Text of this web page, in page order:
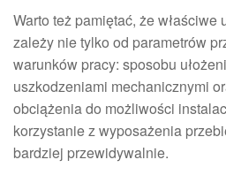
Warto też pamiętać, że właściwe
zależy nie tylko od parametrów
warunków pracy: sposobu
uszkodzeniami mechanicznymi
obciążenia do możliwości
korzystanie z wyposażenia
bardziej przewidywalnie.